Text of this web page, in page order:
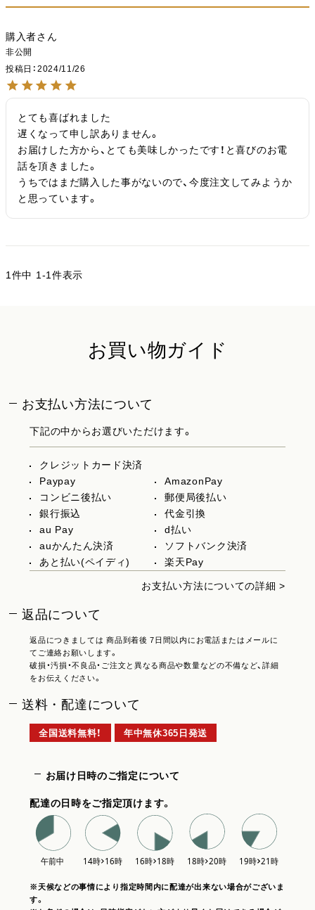
購入者
非公開
投稿日
2024/11/26
とても喜ばれました
遅くなって申し訳ありません。
お届けした方から、とても美味しかったです！と喜びのお電
話を頂きました。
うちではまだ購入した事がないので、今度注文してみようか
と思っています。
1件中 1-1件表示
お買い物ガイド
お支払い方法について
下記の中からお選びいただけます。
クレジットカード決済
Paypay
AmazonPay
コンビニ後払い
郵便局後払い
銀行振込
代金引換
au Pay
d払い
auかんたん決済
ソフトバンク決済
あと払い(ペイディ)
楽天Pay
お支払い方法についての詳細 >
返品について
返品につきましては 商品到着後 7日間以内にお電話またはメールに
てご連絡お願いします。
破損・汚損・不良品・ご注文と異なる商品や数量などの不備など、詳細
をお伝えください。
送料・配達について
全国送料無料！ 年中無休365日発送
お届け日時のご指定について
配達の日時をご指定頂けます。
※天候などの事情により指定時間内に配達が出来ない場合がございま
す。